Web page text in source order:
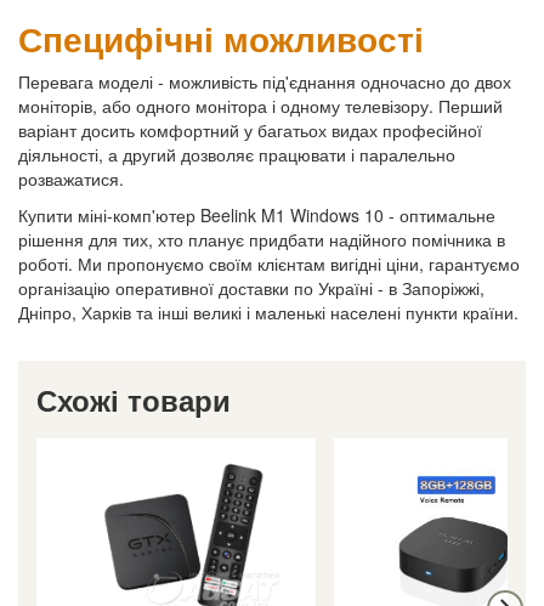
Специфічні можливості
Перевага моделі - можливість під'єднання одночасно до двох
моніторів, або одного монітора і одному телевізору. Перший
варіант досить комфортний у багатьох видах професійної
діяльності, а другий дозволяє працювати і паралельно
розважатися.
Купити міні-комп'ютер Beelink M1 Windows 10 - оптимальне
рішення для тих, хто планує придбати надійного помічника в
роботі. Ми пропонуємо своїм клієнтам вигідні ціни, гарантуємо
організацію оперативної доставки по Україні - в Запоріжжі,
Дніпро, Харків та інші великі і маленькі населені пункти країни.
Схожі товари